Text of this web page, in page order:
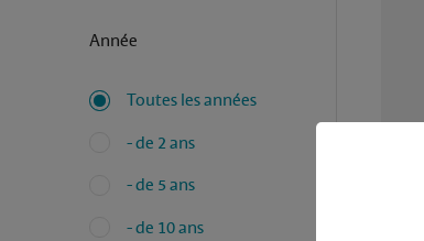
Année
Toutes les années
- de 2 ans
- de 5 ans
- de 10 ans